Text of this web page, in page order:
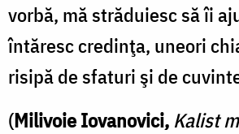
vorbă, mă străduiesc să îi
întăresc credinţa, uneori
risipă de sfaturi şi de
(Milivoie Iovanovici, Kalist